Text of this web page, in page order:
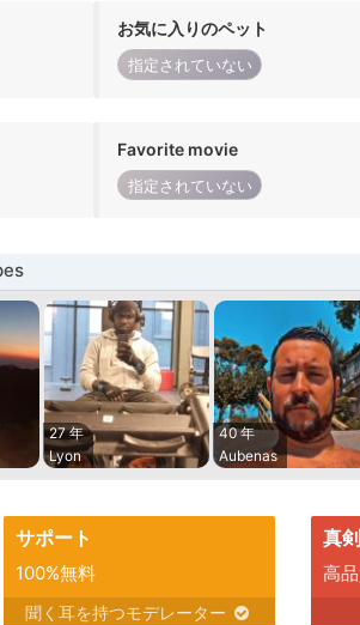
お気に入りのペット
指定されていない
Favorite movie
指定されていない
27 年
Lyon
40 年
Aubenas
サポート
100%無料
聞く耳を持つモデレーター
真剣
高